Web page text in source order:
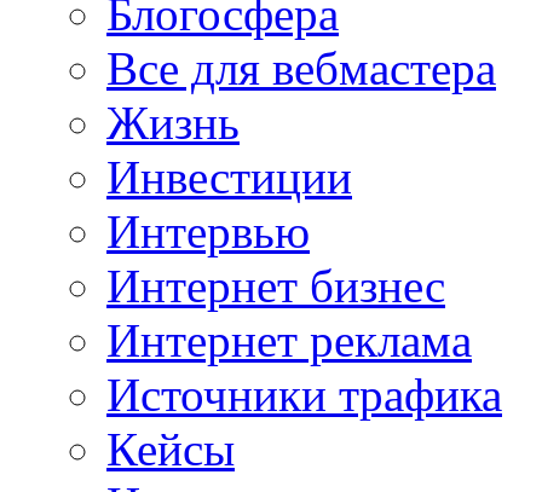
Блогосфера
Все для вебмастера
Жизнь
Инвестиции
Интервью
Интернет бизнес
Интернет реклама
Источники трафика
Кейсы